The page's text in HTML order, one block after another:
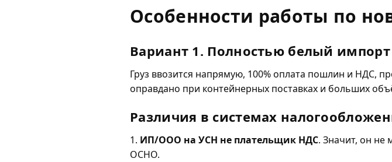
Особенности работы по
Вариант 1. Полностью белый импорт
Груз ввозится напрямую, 100% оплата пошлин и НДС,
оправдано при контейнерных поставках и больших
Различия в системах
1. ИП/ООО на УСН не плательщик НДС. Значит, он не
ОСНО.